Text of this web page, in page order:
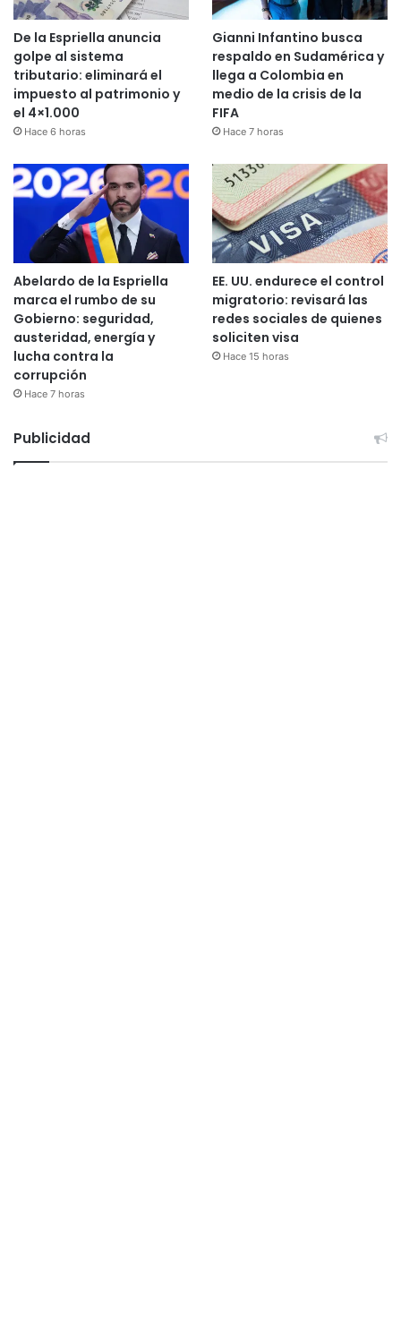
De la Espriella anuncia
golpe al sistema
tributario: eliminará el
impuesto al patrimonio y
el 4×1.000
Hace 6 horas
Gianni Infantino busca
respaldo en Sudamérica y
llega a Colombia en
medio de la crisis de la
FIFA
Hace 7 horas
Abelardo de la Espriella
marca el rumbo de su
Gobierno: seguridad,
austeridad, energía y
lucha contra la
corrupción
Hace 7 horas
EE. UU. endurece el control
migratorio: revisará las
redes sociales de quienes
soliciten visa
Hace 15 horas
Publicidad